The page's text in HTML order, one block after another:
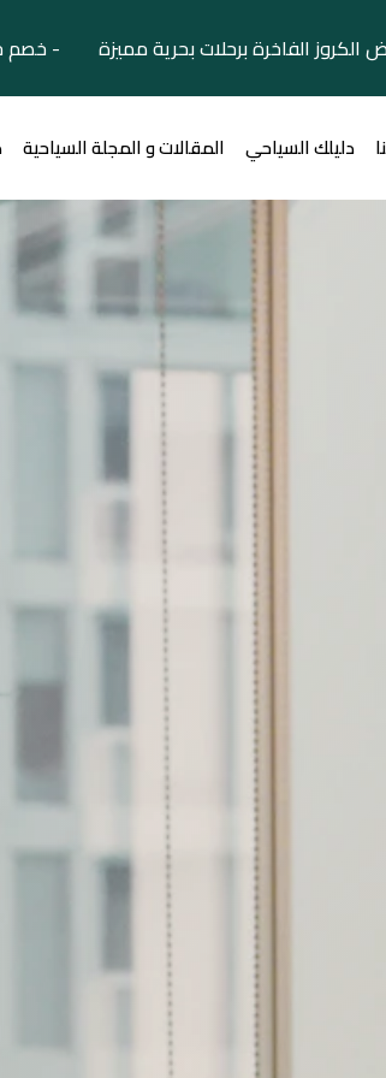
الفاخرة برحلات بحرية مميزة -
دليلك السياحي المقالات و المجلة السياحية